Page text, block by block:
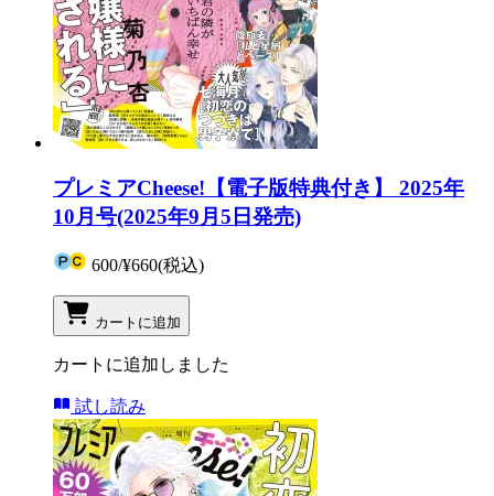
プレミアCheese!【電子版特典付き】 2025年
10月号(2025年9月5日発売)
600/¥660(税込)
カートに追加
カートに追加しました
試し読み